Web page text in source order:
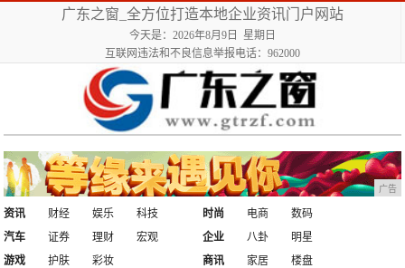
广东之窗_全方位打造本地企业资讯门户网站
今天是：2026年8月9日 星期日
互联网违法和不良信息举报电话：962000
广告
资讯 财经 娱乐
科技
汽车
证券 理财 宏观
时尚 电商
数码
企业
八卦
明星
游戏
护肤
彩妆
商讯 家居
楼盘